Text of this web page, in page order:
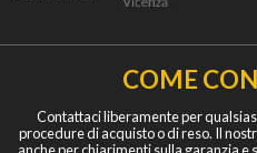
COME
Contattaci liberamente per
procedure di acquisto o di reso. Il
anche per chiarimenti sulla garanzia